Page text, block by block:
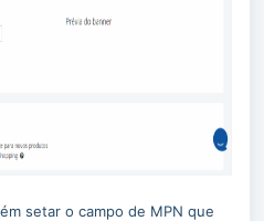
setar o campo de MPN que